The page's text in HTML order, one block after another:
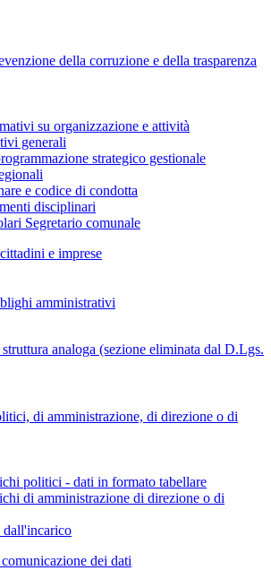
della corruzione e della trasparenza
su organizzazione e attività
generali
strategico gestionale
e codice di condotta
disciplinari
Segretario comunale
e imprese
amministrativi
analoga (sezione eliminata dal D.Lgs.
di amministrazione, di direzione o di
politici - dati in formato tabellare
di amministrazione di direzione o di
dall'incarico
dei dati